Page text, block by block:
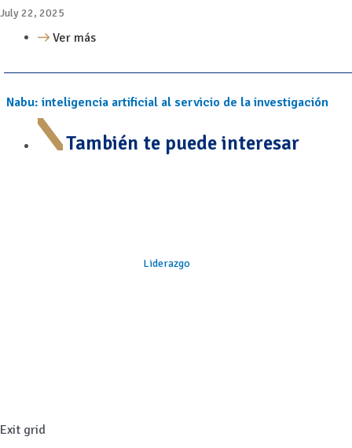
July 22, 2025
Ver más
Nabu: inteligencia artificial al servicio de la investigación
También te puede interesar
Liderazgo
Exit grid